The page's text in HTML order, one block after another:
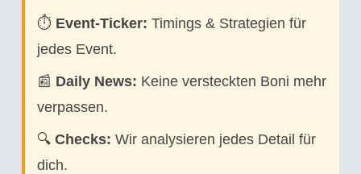
⏱️ Event-Ticker: Timings & Strategien für
jedes Event.
📰 Daily News: Keine versteckten Boni mehr
verpassen.
🔍 Checks: Wir analysieren jedes Detail für
dich.